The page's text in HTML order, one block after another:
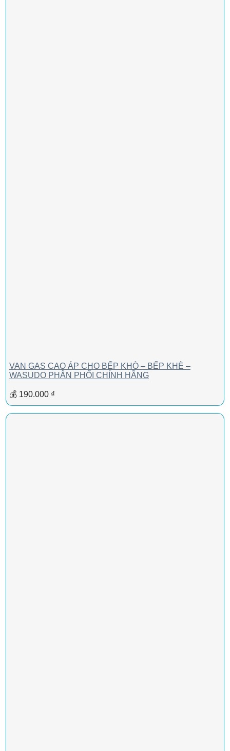
VAN GAS CAO ÁP CHO BẾP KHÒ – BẾP KHÈ –
WASUDO PHÂN PHỐI CHÍNH HÃNG
💰 190.000 ₫